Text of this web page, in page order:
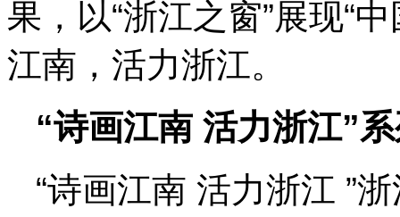
果，以“浙江之窗”展现“
江南，活力浙江。
“诗画江南 活力浙江”
“诗画江南 活力浙江 ”